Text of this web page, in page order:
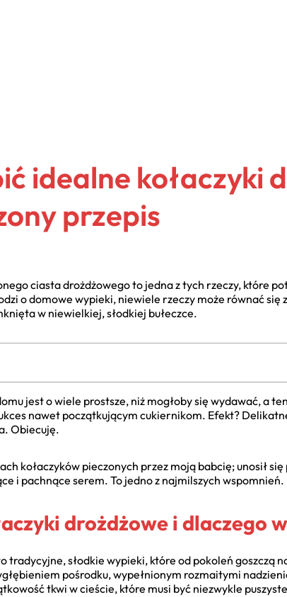
idealne kołaczyki
przepis
ciasta drożdżowego to jedna z tych rzeczy, które
o domowe wypieki, niewiele rzeczy może równać się
w niewielkiej, słodkiej bułeczce.
jest o wiele prostsze, niż mogłoby się wydawać, a
nawet początkującym cukiernikom. Efekt?
Obiecuję.
kołaczyków pieczonych przez moją babcię; unosił
i pachnące serem. To jedno z najmilszych wspomnień.
drożdżowe i dlaczego
tradycyjne, słodkie wypieki, które od pokoleń goszczą
pośrodku, wypełnionym rozmaitymi
tkwi w cieście, które musi być niezwykle